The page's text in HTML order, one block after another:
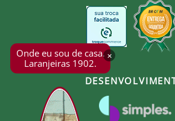
×
Onde eu sou de casa.
Laranjeiras 1902.